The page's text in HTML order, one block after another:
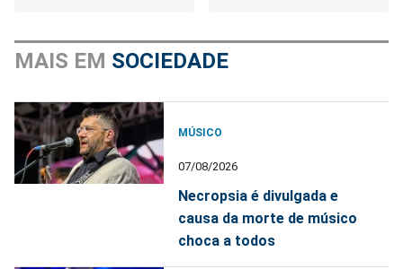
MAIS EM SOCIEDADE
MÚSICO
07/08/2026
Necropsia é divulgada e
causa da morte de músico
choca a todos